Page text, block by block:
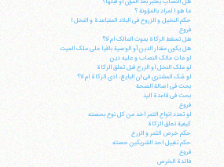
ما هو ا لمراد بالمؤونة ؟
حکم النخیل و الزروع فی البلاد المتباعدة و النخل ا
فروع
هل تسقط الزکاة بموت المالک ام لا؟
هل یکون مقدار الدین أو الوصیة باقیا علی ملک المیت
لو مات مالک النصاب و علیه دین
لو ملک النخل او الزرع قبل تعلق الزکاة
لو شک المشتری فی ان البایع، ادی الزکاة ام لا؟
بحث فی اصالة الصحة
بحث فی قاعدة الید
فروع
لو تعدد انواع التمر اخذ من کل نوع بحصته
کیفیة تعلق الزکاة
حکم خرص الثمر و الزرع
حکم تقبیل احد الشریکین حصته
فروع
فائدة الخرص